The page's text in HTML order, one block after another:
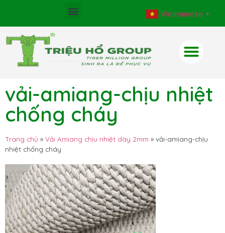
Vietnamese ▼
vải-amiang-chịu nhiệt
chống cháy
Trang chủ » Vải Amiang chịu nhiệt dày 2mm » vải-amiang-chịu
nhiệt chống cháy